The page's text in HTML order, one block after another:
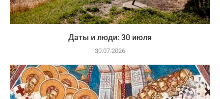
Даты и люди: 30 июля
30.07.2026